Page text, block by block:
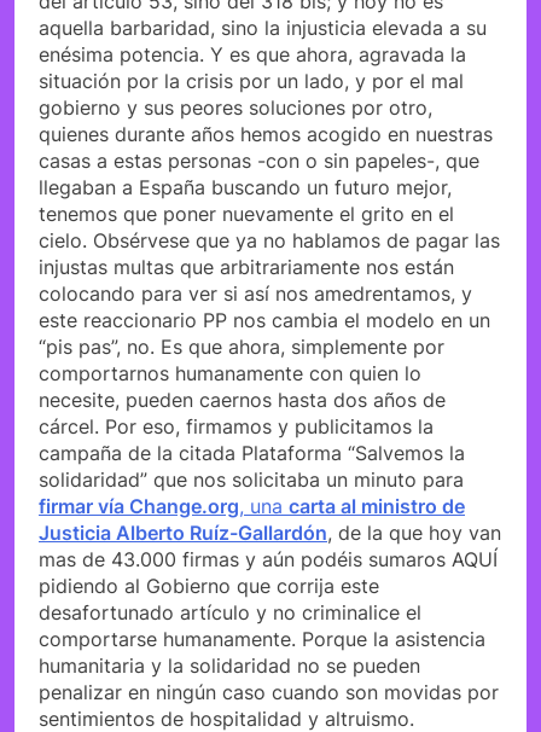
aquella barbaridad, sino la injusticia elevada a su
enésima potencia. Y es que ahora, agravada la
situación por la crisis por un lado, y por el mal
gobierno y sus peores soluciones por otro,
quienes durante años hemos acogido en nuestras
casas a estas personas -con o sin papeles-, que
llegaban a España buscando un futuro mejor,
tenemos que poner nuevamente el grito en el
cielo. Obsérvese que ya no hablamos de pagar las
injustas multas que arbitrariamente nos están
colocando para ver si así nos amedrentamos, y
este reaccionario PP nos cambia el modelo en un
“pis pas”, no. Es que ahora, simplemente por
comportarnos humanamente con quien lo
necesite, pueden caernos hasta dos años de
cárcel. Por eso, firmamos y publicitamos la
campaña de la citada Plataforma “Salvemos la
solidaridad” que nos solicitaba un minuto para
firmar vía Change.org, una carta al ministro de
Justicia Alberto Ruíz-Gallardón, de la que hoy van
mas de 43.000 firmas y aún podéis sumaros AQUÍ
pidiendo al Gobierno que corrija este
desafortunado artículo y no criminalice el
comportarse humanamente. Porque la asistencia
humanitaria y la solidaridad no se pueden
penalizar en ningún caso cuando son movidas por
sentimientos de hospitalidad y altruismo.